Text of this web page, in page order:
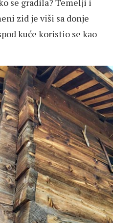
se gradila? Temelji i
zid je viši sa donje
kuće koristio se kao